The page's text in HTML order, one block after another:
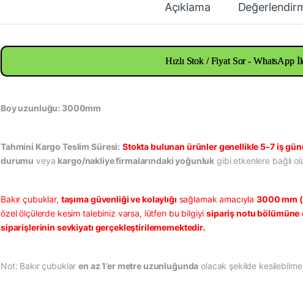
Açıklama
Hızlı Stok / Fiyat Sor - WhatsApp
Boy uzunluğu: 3000mm
Tahmini Kargo Teslim Süresi: Stokta bulunan ürünler genellikle 5-7 iş
durumu veya kargo/nakliye firmalarındaki yoğunluk gibi etkenlere bağlı
Bakır çubuklar, taşıma güvenliği ve kolaylığı sağlamak amacıyla3000 mm
özel ölçülerde kesim talebiniz varsa, lütfen bu bilgiyisipariş notu bölümüne
siparişlerinin sevkiyatı gerçekleştirilememektedir.
Not: Bakır çubuklaren az 1’er metre uzunluğunda olacak şekilde